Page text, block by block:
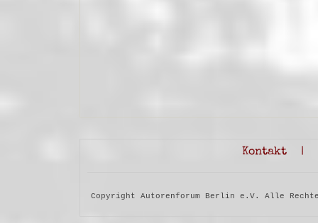
Kontakt |
Copyright Autorenforum Berlin e.V. Alle